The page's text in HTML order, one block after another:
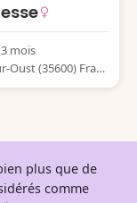
mois
Oust (35600) Franc
plus que de
comme